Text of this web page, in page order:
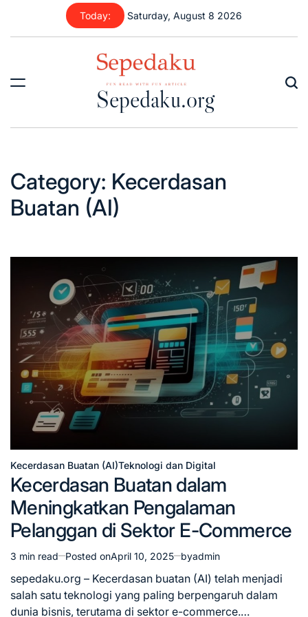
content
Today: Saturday, August 8 2026
Sepedaku.org
Category: Kecerdasan
Buatan (AI)
Posted
in
Kecerdasan Buatan (AI)Teknologi dan Digital
Kecerdasan Buatan dalam
Meningkatkan Pengalaman
Pelanggan di Sektor E-Commerce
Estimated
read
time
3 min read Posted onApril 10, 2025 byadmin
sepedaku.org – Kecerdasan buatan (AI) telah menjadi
salah satu teknologi yang paling berpengaruh dalam
dunia bisnis, terutama di sektor e-commerce.…